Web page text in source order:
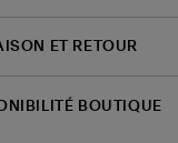
ET RETOUR
BOUTIQUE